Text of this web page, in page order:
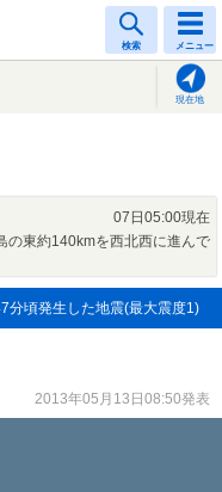
検索 メニュー
現在地
07日05:00現在
の東約140kmを西北西に進んで
分頃発生した地震(最大震度1)
2013年05月13日08:50発表